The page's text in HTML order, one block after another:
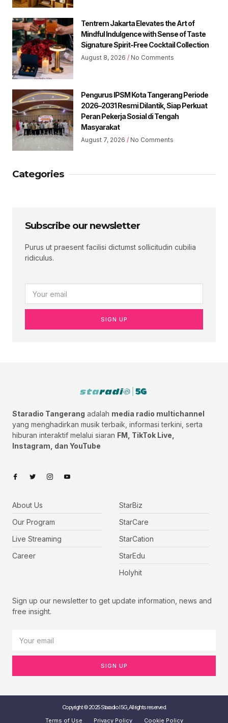
Tentrem Jakarta Elevates the Art of
Mindful Indulgence with Sense of Taste
Signature Spirit-Free Cocktail Collection
August 8, 2026 No Comments
Pengurus IPSM Kota Tangerang Periode
2026–2031 Resmi Dilantik, Siap Perkuat
Peran Pekerja Sosial di Tengah
Masyarakat
August 7, 2026 No Comments
Categories
Subscribe our newsletter
Purus ut praesent facilisi dictumst sollicitudin cubilia
ridiculus.
SIGN UP
Staradio Tangerang adalah media radio multichannel
yang menghadirkan musik terbaik, informasi terkini, serta
hiburan interaktif melalui siaran FM, TikTok Live,
Instagram, dan YouTube
About Us
Our Program
Live Streaming
Career
StarBiz
StarCare
StarCation
StarEdu
Holyhit
Sign up our newsletter to get update information, news and
free insight.
SIGN UP
Copyright © 2025 Staradio I 5G, All rights reserved.
Terms of Use
Privacy Policy Cookie Policy